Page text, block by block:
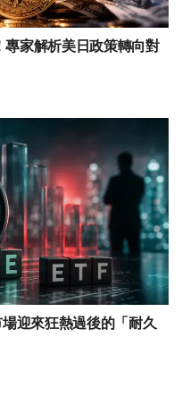
專家解析美日政策轉向對
迎來狂熱過後的「耐久